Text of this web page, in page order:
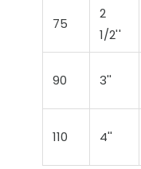
75
2
1/2''
90 3''
110 4''